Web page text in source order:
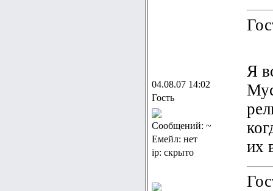
04.08.07 14:02
Гость
Сообщений: ~
Емейл: нет
ip: скрыто
Я
их